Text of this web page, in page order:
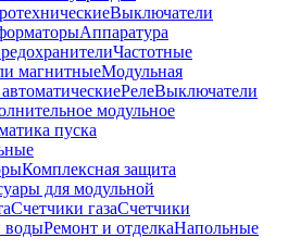
Выключатели
Аппаратура
Частотные
магнитныеМодульная
РелеВыключатели
модульное
пуска
Комплексная защита
для модульной
Счетчики газаСчетчики
водыРемонт и отделкаНапольные